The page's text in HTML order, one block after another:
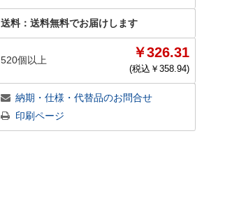
送料： 送料無料でお届けします
520個以上 ￥326.31
(税込￥ 358.94)
納期・仕様・代替品のお問合せ
印刷ページ